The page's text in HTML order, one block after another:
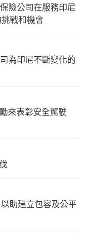
險公司在服務印尼
戰和機會
為印尼不斷變化的
來表彰安全駕駛
助建立包容及公平